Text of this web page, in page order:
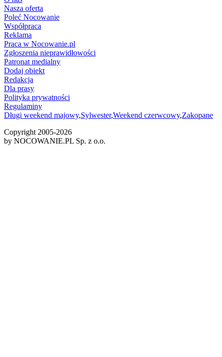
Nasza oferta
Poleć Nocowanie
Współpraca
Reklama
Praca w Nocowanie.pl
Zgłoszenia nieprawidłowości
Patronat medialny
Dodaj obiekt
Redakcja
Dla prasy
Polityka prywatności
Regulaminy
Długi weekend majowy,Sylwester,Weekend czerwcowy,Zakopane
Copyright 2005-2026
by NOCOWANIE.PL Sp. z o.o.